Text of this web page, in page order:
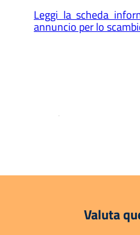
Leggi la scheda
annuncio per lo
.
Valuta